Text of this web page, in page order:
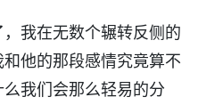
我在无数个辗转反侧的
他的那段感情究竟算不
我们会那么轻易的分